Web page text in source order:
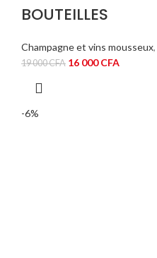
BOUTEILLES
Champagne et vins mousseux,
19 000CFA Le
16 000CFALe
-6%